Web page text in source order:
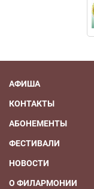
АФИША
КОНТАКТЫ
АБОНЕМЕНТЫ
ФЕСТИВАЛИ
НОВОСТИ
О ФИЛАРМОНИИ